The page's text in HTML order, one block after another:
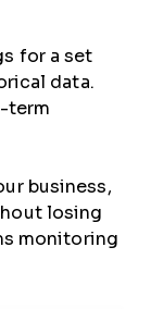
for a set
data.
term
business,
losing
monitoring